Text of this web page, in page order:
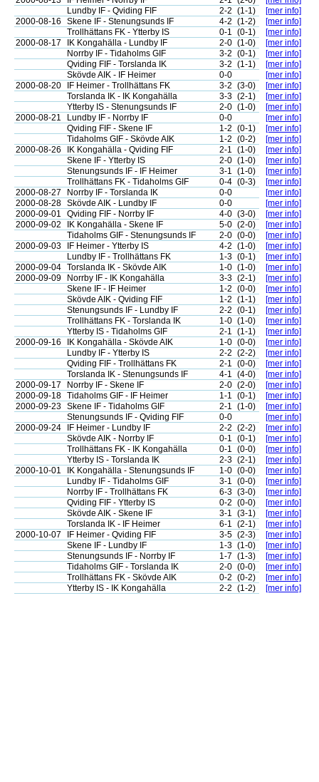
Lundby IF - Qviding FIF
2-2 (1-1)
[mer info]
2000-08-16
Skene IF - Stenungsunds IF 4-2 (1-2)
[mer info]
Trollhättans FK - Ytterby IS
0-1 (0-1)
[mer info]
2000-08-17
IK Kongahälla - Lundby IF 2-0 (1-0)
[mer info]
Norrby IF - Tidaholms GIF
3-2 (0-1)
[mer info]
Qviding FIF - Torslanda IK
3-2 (1-1)
[mer info]
Skövde AIK - IF Heimer
0-0
[mer info]
2000-08-20
IF Heimer - Trollhättans FK 3-2 (3-0)
[mer info]
Torslanda IK - IK Kongahälla
3-3 (2-1)
[mer info]
Ytterby IS - Stenungsunds IF
2-0 (1-0)
[mer info]
2000-08-21
Lundby IF - Norrby IF 0-0
[mer info]
Qviding FIF - Skene IF
1-2 (0-1)
[mer info]
Tidaholms GIF - Skövde AIK
1-2 (0-2)
[mer info]
2000-08-26
IK Kongahälla - Qviding FIF 2-1 (1-0)
[mer info]
Skene IF - Ytterby IS
2-0 (1-0)
[mer info]
Stenungsunds IF - IF Heimer
3-1 (1-0)
[mer info]
Trollhättans FK - Tidaholms GIF
0-4 (0-3)
[mer info]
2000-08-27
Norrby IF - Torslanda IK 0-0
[mer info]
2000-08-28 Skövde AIK - Lundby IF 0-0
[mer info]
2000-09-01
Qviding FIF - Norrby IF 4-0 (3-0)
[mer info]
2000-09-02
IK Kongahälla - Skene IF 5-0 (2-0)
[mer info]
Tidaholms GIF - Stenungsunds IF
2-0 (0-0)
[mer info]
2000-09-03
IF Heimer - Ytterby IS 4-2 (1-0)
[mer info]
Lundby IF - Trollhättans FK
1-3 (0-1)
[mer info]
2000-09-04 Torslanda IK - Skövde AIK 1-0 (1-0)
[mer info]
2000-09-09
Norrby IF - IK Kongahälla 3-3 (2-1)
[mer info]
Skene IF - IF Heimer
1-2 (0-0)
[mer info]
Skövde AIK - Qviding FIF
1-2 (1-1)
[mer info]
Stenungsunds IF - Lundby IF
2-2 (0-1)
[mer info]
Trollhättans FK - Torslanda IK
1-0 (1-0)
[mer info]
Ytterby IS - Tidaholms GIF
2-1 (1-1)
[mer info]
2000-09-16
IK Kongahälla - Skövde AIK 1-0 (0-0)
[mer info]
Lundby IF - Ytterby IS
2-2 (2-2)
[mer info]
Qviding FIF - Trollhättans FK
2-1 (0-0)
[mer info]
Torslanda IK - Stenungsunds IF
4-1 (4-0)
[mer info]
2000-09-17
Norrby IF - Skene IF 2-0 (2-0)
[mer info]
2000-09-18 Tidaholms GIF - IF Heimer 1-1 (0-1)
[mer info]
2000-09-23 Skene IF - Tidaholms GIF 2-1 (1-0)
[mer info]
Stenungsunds IF - Qviding FIF
0-0
[mer info]
2000-09-24
IF Heimer - Lundby IF 2-2 (2-2)
[mer info]
Skövde AIK - Norrby IF
0-1 (0-1)
[mer info]
Trollhättans FK - IK Kongahälla
0-1 (0-0)
[mer info]
Ytterby IS - Torslanda IK
2-3 (2-1)
[mer info]
2000-10-01
IK Kongahälla - Stenungsunds IF 1-0 (0-0)
[mer info]
Lundby IF - Tidaholms GIF
3-1 (0-0)
[mer info]
Norrby IF - Trollhättans FK
6-3 (3-0)
[mer info]
Qviding FIF - Ytterby IS
0-2 (0-0)
[mer info]
Skövde AIK - Skene IF
3-1 (3-1)
[mer info]
Torslanda IK - IF Heimer
6-1 (2-1)
[mer info]
2000-10-07
IF Heimer - Qviding FIF 3-5 (2-3)
[mer info]
Skene IF - Lundby IF
1-3 (1-0)
[mer info]
Stenungsunds IF - Norrby IF
1-7 (1-3)
[mer info]
Tidaholms GIF - Torslanda IK
2-0 (0-0)
[mer info]
Trollhättans FK - Skövde AIK
0-2 (0-2)
[mer info]
Ytterby IS - IK Kongahälla
2-2 (1-2) [mer info]